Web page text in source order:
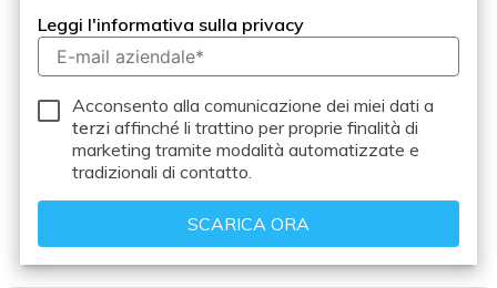
Leggi l'informativa sulla privacy
Acconsento alla comunicazione dei miei dati a
terzi affinché li trattino per proprie finalità di
marketing tramite modalità automatizzate e
tradizionali di contatto.